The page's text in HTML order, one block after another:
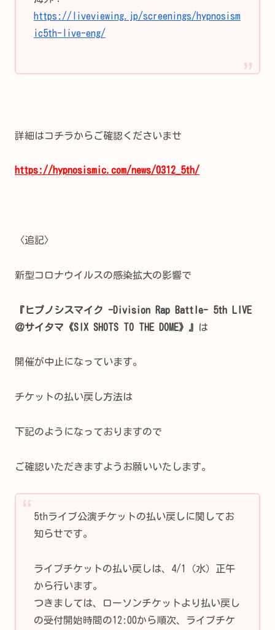
https://liveviewing.jp/screenings/hypnosism
ic5th-live-eng/
詳細はコチラからご確認くださいませ
https://hypnosismic.com/news/0312_5th/
〈追記〉
新型コロナウイルスの感染拡大の影響で
『ヒプノシスマイク -Division Rap Battle- 5th LIVE
＠サイタマ《SIX SHOTS TO THE DOME》』
は
開催が中止になっています。
チケットの払い戻し方法は
下記のようになっておりますので
ご確認いただきますようお願いいたします。
5thライブ公演チケットの払い戻しに関してお
知らせです。
ライブチケットの払い戻しは、4/1（水）正午
から行います。
つきましては、ローソンチケットより払い戻し
の受付開始時間の12:00から順次、ライブチケ